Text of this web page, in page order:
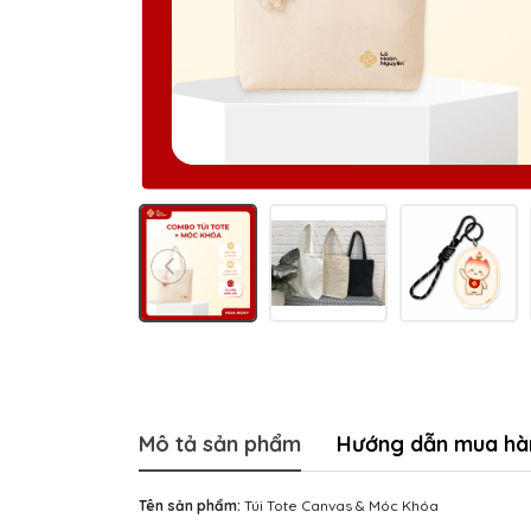
Mô tả sản phẩm Hướng dẫn mua
Tên sản phẩm: Túi Tote Canvas & Móc Khóa